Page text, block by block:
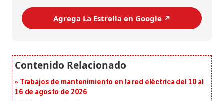
Agrega La Estrella en Google ↗️
Trabajos de mantenimiento en la red eléctrica del 10 al
16 de agosto de 2026